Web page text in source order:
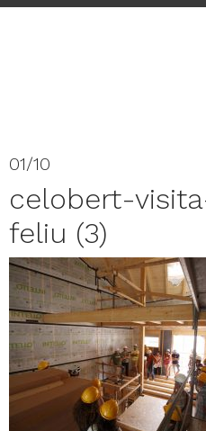
01/10
celobert-
feliu (3)